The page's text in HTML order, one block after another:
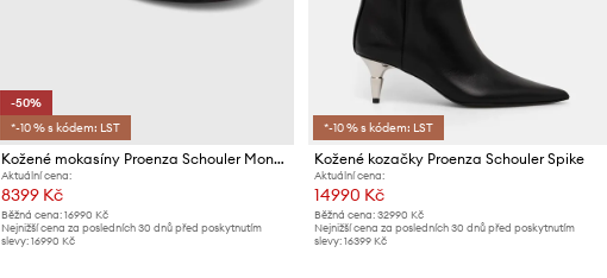
-50%
*-10 % s kódem: LST
Kožené mokasíny Proenza Schouler Monogram
Aktuální cena:
8399 Kč
Běžná cena: 16990 Kč
Nejnižší cena za posledních 30 dnů před poskytnutím
slevy: 16990 Kč
*-10 % s kódem: LST
Kožené kozačky Proenza Schouler Spike
Aktuální cena:
14990 Kč
Běžná cena: 32990 Kč
Nejnižší cena za posledních 30 dnů před poskytnutím
slevy: 16399 Kč